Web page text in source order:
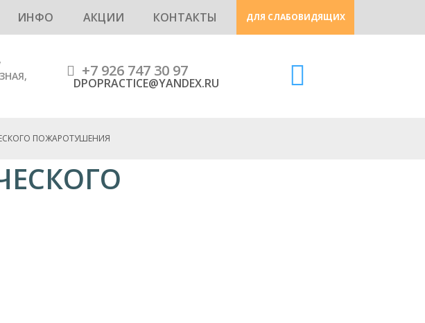
ИНФО АКЦИИ КОНТАКТЫ ДЛЯ СЛАБОВИДЯЩИХ
+7 926 747 30 97
DPOPRACTICE@YANDEX.RU
ПОЖАРОТУШЕНИЯ